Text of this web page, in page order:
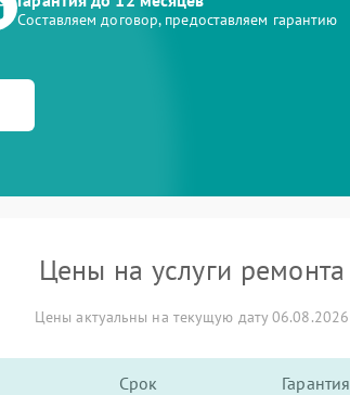
Составляем договор, предоставляем гарантию
Цены на услуги ремонта
Цены актуальны на текущую дату 06.08.2026
Срок Гарантия